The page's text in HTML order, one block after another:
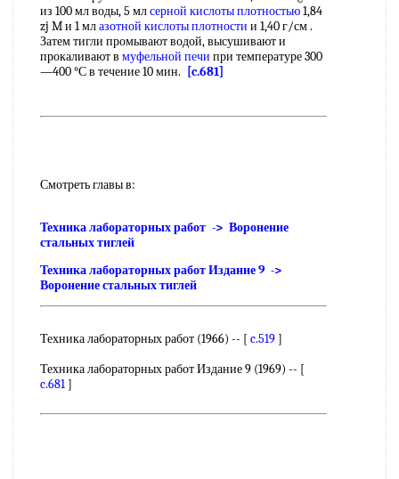
из 100 мл воды, 5 млсерной кислоты плотностью1,84
zj M и 1 млазотной кислоты плотности и 1,40 г/см .
Затем тигли промывают водой, высушивают и
прокаливают в муфельной печи при температуре 300
—400 °С в течение 10 мин.
[c.681]
Смотреть главы в:
Техника лабораторных работ -> Воронение
стальных тиглей
Техника лабораторных работ Издание 9 ->
Воронение стальных тиглей
Техника лабораторных работ (1966) -- [ c.519]
Техника лабораторных работ Издание 9 (1969) -- [
c.681]